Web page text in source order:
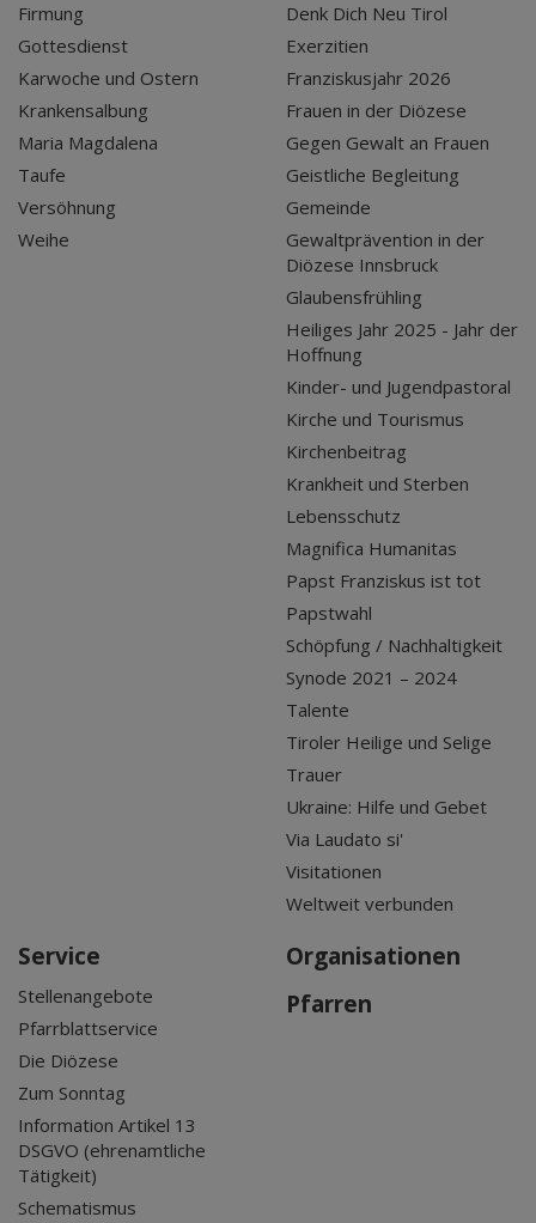
Firmung
Gottesdienst
Karwoche und Ostern
Krankensalbung
Maria Magdalena
Taufe
Versöhnung
Weihe
Denk Dich Neu Tirol
Exerzitien
Franziskusjahr 2026
Frauen in der Diözese
Gegen Gewalt an Frauen
Geistliche Begleitung
Gemeinde
Gewaltprävention in der
Diözese Innsbruck
Glaubensfrühling
Heiliges Jahr 2025 - Jahr der
Hoffnung
Kinder- und Jugendpastoral
Kirche und Tourismus
Kirchenbeitrag
Krankheit und Sterben
Lebensschutz
Magnifica Humanitas
Papst Franziskus ist tot
Papstwahl
Schöpfung / Nachhaltigkeit
Synode 2021 – 2024
Talente
Tiroler Heilige und Selige
Trauer
Ukraine: Hilfe und Gebet
Via Laudato si'
Visitationen
Weltweit verbunden
Service
Stellenangebote
Pfarrblattservice
Die Diözese
Zum Sonntag
Information Artikel 13
DSGVO (ehrenamtliche
Tätigkeit)
Schematismus
Organisationen
Pfarren